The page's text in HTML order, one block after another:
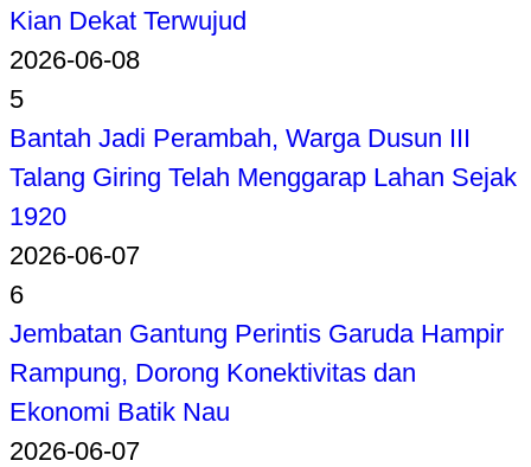
Kian Dekat Terwujud
2026-06-08
5
Bantah Jadi Perambah, Warga Dusun III
Talang Giring Telah Menggarap Lahan Sejak
1920
2026-06-07
6
Jembatan Gantung Perintis Garuda Hampir
Rampung, Dorong Konektivitas dan
Ekonomi Batik Nau
2026-06-07